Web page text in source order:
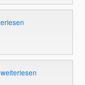
weiterlesen